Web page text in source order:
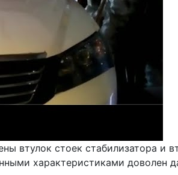
втулок стоек стабилизатора и
характеристиками